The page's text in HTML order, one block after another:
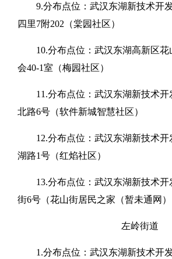
9.分布点位：武汉东湖新技术开
四里7附202（棠园社区）
10.分布点位：武汉东湖高新区
会40-1室（梅园社区）
11.分布点位：武汉东湖新技术
北路6号（软件新城智慧社区）
12.分布点位：武汉东湖新技术
湖路1号（红焰社区）
13.分布点位：武汉东湖新技术
街6号（花山街居民之家（暂未通网）
左岭街道
1.分布点位：武汉东湖新技术开